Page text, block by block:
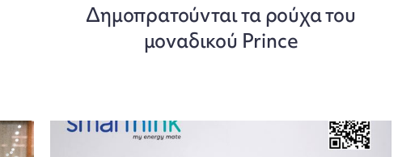
Δημοπρατούνται τα ρούχα του
μοναδικού Prince